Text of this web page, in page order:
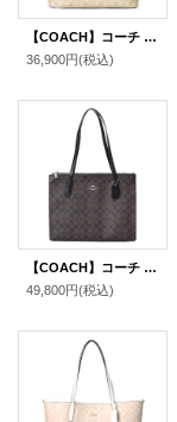
【COACH】コーチ コーティングキャンバス レザー シグネチャー ギャラリー ジップ トートバッグ ライトカーキ×チャーク〔日本未発売〕
36,900円(税込)
【COACH】コーチ コーティングキャンバス レザー シグネチャー ニーナ キャリーオール トートバッグ ブラウンブラック〔日本未発売〕
49,800円(税込)